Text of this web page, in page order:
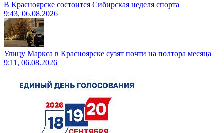
В Красноярске состоится Сибирская неделя спорта
9:43, 06.08.2026
Улицу Маркса в Красноярске сузят почти на полтора месяца
9:11, 06.08.2026